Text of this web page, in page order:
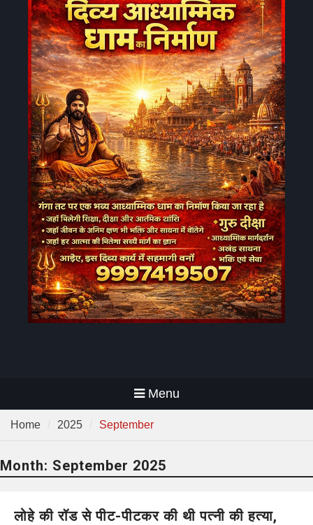
Menu
Home 2025 September
Month: September 2025
लोहे की रॉड से पीट-पीटकर की थी पत्नी की हत्या,